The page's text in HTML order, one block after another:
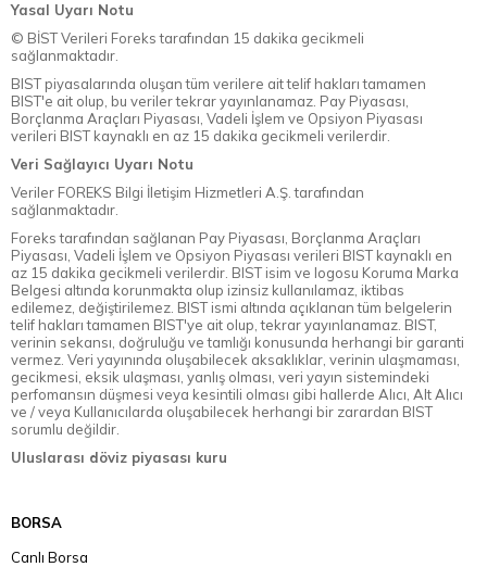
Yasal Uyarı Notu
© BİST Verileri Foreks tarafından 15 dakika gecikmeli
sağlanmaktadır.
BIST piyasalarında oluşan tüm verilere ait telif hakları tamamen
BIST'e ait olup, bu veriler tekrar yayınlanamaz. Pay Piyasası,
Borçlanma Araçları Piyasası, Vadeli İşlem ve Opsiyon Piyasası
verileri BIST kaynaklı en az 15 dakika gecikmeli verilerdir.
Veri Sağlayıcı Uyarı Notu
Veriler FOREKS Bilgi İletişim Hizmetleri A.Ş. tarafından
sağlanmaktadır.
Foreks tarafından sağlanan Pay Piyasası, Borçlanma Araçları
Piyasası, Vadeli İşlem ve Opsiyon Piyasası verileri BIST kaynaklı en
az 15 dakika gecikmeli verilerdir. BIST isim ve logosu Koruma Marka
Belgesi altında korunmakta olup izinsiz kullanılamaz, iktibas
edilemez, değiştirilemez. BIST ismi altında açıklanan tüm belgelerin
telif hakları tamamen BIST'ye ait olup, tekrar yayınlanamaz. BIST,
verinin sekansı, doğruluğu ve tamlığı konusunda herhangi bir garanti
vermez. Veri yayınında oluşabilecek aksaklıklar, verinin ulaşmaması,
gecikmesi, eksik ulaşması, yanlış olması, veri yayın sistemindeki
perfomansın düşmesi veya kesintili olması gibi hallerde Alıcı, Alt Alıcı
ve / veya Kullanıcılarda oluşabilecek herhangi bir zarardan BIST
sorumlu değildir.
Uluslarası döviz piyasası kuru
BORSA
Canlı Borsa